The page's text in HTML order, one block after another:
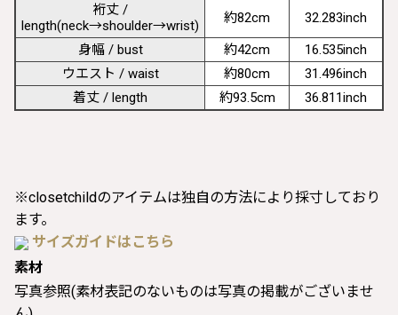
裄丈 /
length(neck→shoulder→wrist)
約82cm
32.283inch
身幅 / bust
約42cm
16.535inch
ウエスト / waist
約80cm
31.496inch
着丈 / length
約93.5cm 36.811inch
※closetchildのアイテムは独自の方法により採寸しており
ます。
サイズガイドはこちら
素材
写真参照(素材表記のないものは写真の掲載がございませ